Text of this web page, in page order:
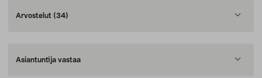
Arvostelut (34)
Asiantuntija vastaa